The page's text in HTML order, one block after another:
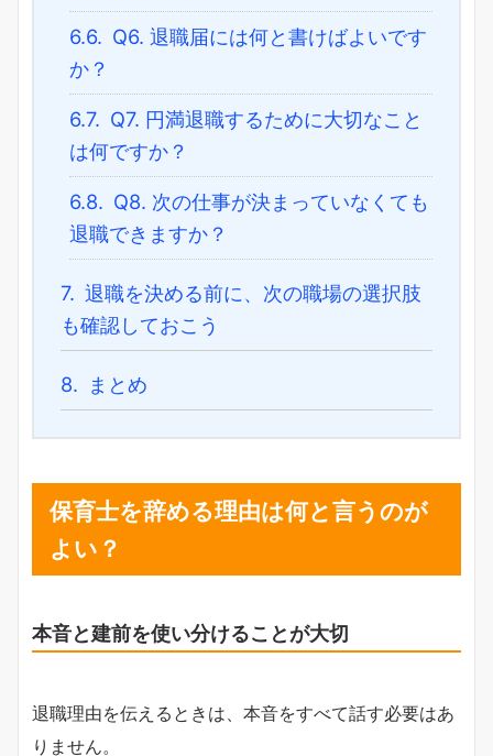
6.6. Q6. 退職届には何と書けばよいです
か？
6.7. Q7. 円満退職するために大切なこと
は何ですか？
6.8. Q8. 次の仕事が決まっていなくても
退職できますか？
7. 退職を決める前に、次の職場の選択肢
も確認しておこう
8. まとめ
保育士を辞める理由は何と言うのが
よい？
本音と建前を使い分けることが大切
退職理由を伝えるときは、本音をすべて話す必要はあ
りません。